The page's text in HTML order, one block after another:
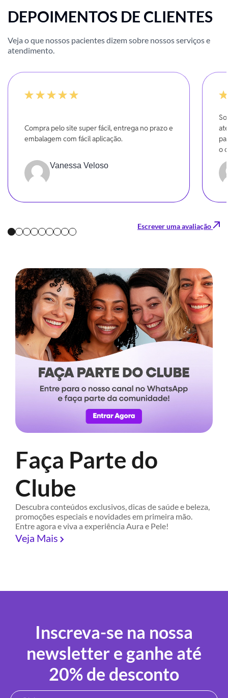
DEPOIMENTOS DE CLIENTES
Veja o que nossos pacientes dizem sobre nossos serviços e
atendimento.
Compra pelo site super fácil, entrega no prazo e
embalagem com fácil aplicação.
Vanessa Veloso
o
Escrever uma avaliação
Faça Parte do
Clube
Descubra conteúdos exclusivos, dicas de saúde e beleza,
promoções especiais e novidades em primeira mão.
Entre agora e viva a experiência Aura e Pele!
Veja Mais
Inscreva-se na nossa
newsletter e ganhe até
20% de desconto